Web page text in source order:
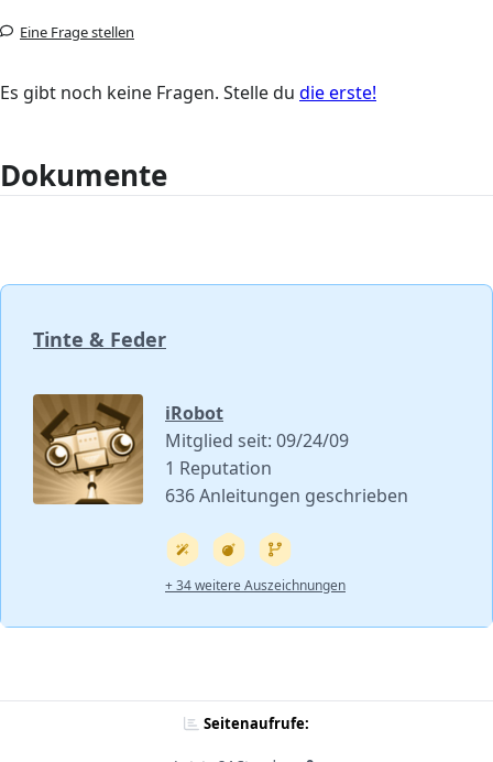
Eine Frage stellen
Es gibt noch keine Fragen. Stelle du die erste!
Dokumente
Tinte & Feder
iRobot
Mitglied seit: 09/24/09
1 Reputation
636 Anleitungen geschrieben
+ 34 weitere Auszeichnungen
Seitenaufrufe: